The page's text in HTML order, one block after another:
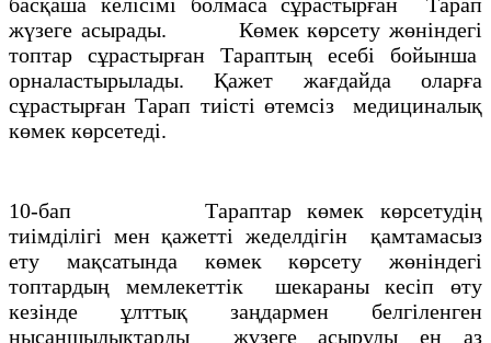
жүзеге асырады. Көмек көрсету жөніндегі
топтар сұрастырған Тараптың есебі бойынша
орналастырылады. Қажет жағдайда оларға
сұрастырған Тарап тиісті өтемсіз медициналық
көмек көрсетеді.
10-бап Тараптар көмек көрсетудің
тиімділігі мен қажетті жеделдігін қамтамасыз
ету мақсатында көмек көрсету жөніндегі
топтардың мемлекеттік шекараны кесіп өту
кезінде ұлттық заңдармен белгіленген
нысаншылықтарды жүзеге асыруды ең аз